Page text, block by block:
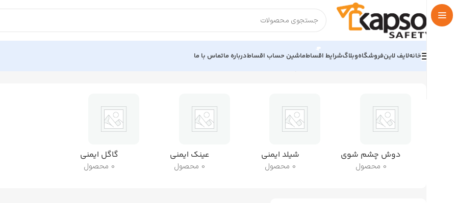
خانهلایف لاینفروشگاهوبلاگشرایط اقساطماشین حساب اقساطدرباره ماتماس با ما
دوش چشم شوی
0 محصول
شیلد ایمنی
0 محصول
عینک ایمنی
0 محصول
گاگل ایمنی
0 محصول